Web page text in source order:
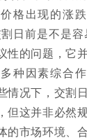
格出现的涨
日前是不是容
性的问题，它
种因素综合
情况下，交割
但这并非必然
的市场环境、